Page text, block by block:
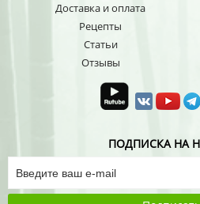
Доставка и оплата
Рецепты
Статьи
Отзывы
ПОДПИСКА НА